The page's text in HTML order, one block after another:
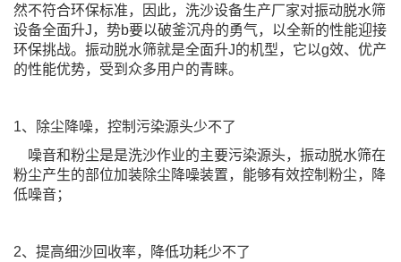
然不符合环保标准，因此，洗沙设备生产厂家对振动脱水筛
设备全面升J，势b要以破釜沉舟的勇气，以全新的性能迎接
环保挑战。振动脱水筛就是全面升J的机型，它以g效、优产
的性能优势，受到众多用户的青睐。
1、除尘降噪，控制污染源头少不了
噪音和粉尘是是洗沙作业的主要污染源头，振动脱水筛在
粉尘产生的部位加装除尘降噪装置，能够有效控制粉尘，降
低噪音；
2、提高细沙回收率，降低功耗少不了